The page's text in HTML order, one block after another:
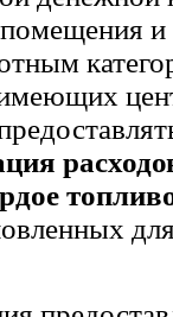
помещения